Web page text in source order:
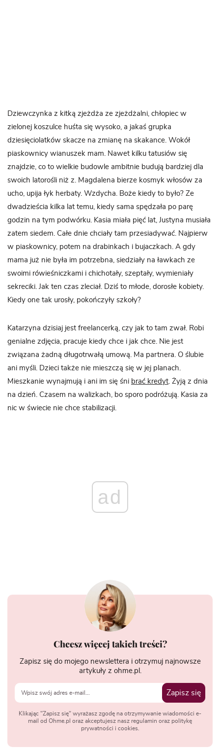
Dziewczynka z kitką zjeżdża ze zjeżdżalni, chłopiec w
zielonej koszulce huśta się wysoko, a jakaś grupka
dziesięciolatków skacze na zmianę na skakance. Wokół
piaskownicy wianuszek mam. Nawet kilku tatusiów się
znajdzie, co to wielkie budowle ambitnie budują bardziej dla
swoich latorośli niż z. Magdalena bierze kosmyk włosów za
ucho, upija łyk herbaty. Wzdycha. Boże kiedy to było? Ze
dwadzieścia kilka lat temu, kiedy sama spędzała po parę
godzin na tym podwórku. Kasia miała pięć lat, Justyna musiała
zatem siedem. Całe dnie chciały tam przesiadywać. Najpierw
w piaskownicy, potem na drabinkach i bujaczkach. A gdy
mama już nie była im potrzebna, siedziały na ławkach ze
swoimi rówieśniczkami i chichotały, szeptały, wymieniały
sekreciki. Jak ten czas zleciał. Dziś to młode, dorosłe kobiety.
Kiedy one tak urosły, pokończyły szkoły?
Katarzyna dzisiaj jest freelancerką, czy jak to tam zwał. Robi
genialne zdjęcia, pracuje kiedy chce i jak chce. Nie jest
związana żadną długotrwałą umową. Ma partnera. O ślubie
ani myśli. Dzieci także nie mieszczą się w jej planach.
Mieszkanie wynajmują i ani im się śni brać kredyt . Żyją z dnia
na dzień. Czasem na walizkach, bo sporo podróżują. Kasia za
nic w świecie nie chce stabilizacji.
ad
Chcesz więcej takich treści?
Zapisz się do mojego newslettera i otrzymuj najnowsze
artykuły z ohme.pl.
Zapisz się
Klikając "Zapisz się" wyrażasz zgodę na otrzymywanie wiadomości e-
mail od Ohme.pl oraz akceptujesz nasz regulamin oraz politykę
prywatności i cookies.